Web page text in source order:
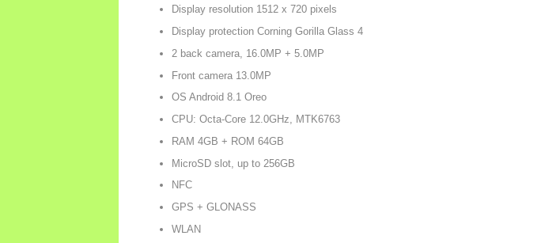
Display resolution 1512 x 720 pixels
Display protection Corning Gorilla Glass 4
2 back camera, 16.0MP + 5.0MP
Front camera 13.0MP
OS Android 8.1 Oreo
CPU: Octa-Core 12.0GHz, MTK6763
RAM 4GB + ROM 64GB
MicroSD slot, up to 256GB
NFC
GPS + GLONASS
WLAN